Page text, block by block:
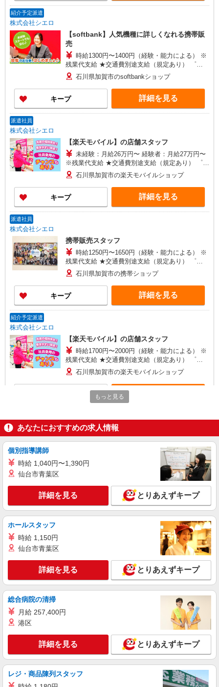
紹介予定派遣
株式会社シエロ
【softbank】人気機種に詳しくなれる携帯販
売
時給1300円〜1400円（経験・能力による） ※
残業代支給 ★交通費別途支給（規定あり） ゜
+゜・。○。・゜+゜・。○。・゜+゜ 入社祝い金10
万円支給(規定有) お友達を紹介頂くと, インセンテ
ィブ支給(規定有) ★月2回払い・週払い可能（規程
有）★ ゜・。○。・゜+゜・。○。・゜+゜
石川県加賀市のsoftbankショップ
キープ 詳細を見る
派遣社員
株式会社シエロ
【楽天モバイル】の店舗スタッフ
未経験：月給26万円〜 経験者：月給27万円〜
※残業代支給 ★交通費別途支給（規定あり） ゜
+゜・。○。・゜+゜・。○。・゜+゜ 入社祝い金10
万円支給(規定有) お友達を紹介頂くと, インセンテ
ィブ支給(規定有) ゜・。○。・゜+゜・。○。・゜
+゜
石川県加賀市の楽天モバイルショップ
キープ 詳細を見る
派遣社員
株式会社シエロ
携帯販売スタッフ
時給1250円〜1650円（経験・能力による） ※
残業代支給 ★交通費別途支給（規定あり） ゜
+゜・。○。・゜+゜・。○。・゜+゜ 入社祝い金10
万円支給(規定有) お友達を紹介頂くと, インセンテ
ィブ支給(規定有) ★月2回払い・週払い可能（規程
有）★ ゜・。○。・゜+゜・。○。・゜+゜
石川県加賀市の携帯ショップ
キープ 詳細を見る
紹介予定派遣
株式会社シエロ
【楽天モバイル】の店舗スタッフ
時給1700円〜2000円（経験・能力による） ※
残業代支給 ★交通費別途支給（規定あり） ゜
+゜・。○。・゜+゜・。○。・゜+゜ 入社祝い金10
万円支給(規定有) お友達を紹介頂くと, インセンテ
ィブ支給(規定有) ★月2回払い・週払い可能（規程
有）★ ゜・。○。・゜+゜・。○。・゜+゜
石川県加賀市の楽天モバイルショップ
ソフトバンク販売契約社員【加賀市エリア】
家電量販店内の携帯販売スタッフ
月給 247,340円 〜 247,340円 試用期間なし ※
経験・能力による 【試用期間】時給 0 円 〜 0 円
■ソフトバンク販売契約社員【加賀市エリア】
キープ 詳細を見る
正社員
ソフトバンク加賀店
ソフトバンクショップの携帯販売スタッフ
月給 220,000円 〜 315,000円 試用期間あり 2
ヶ月 ※経験・能力による 【試用期間】月給
220000 円 〜 315000 円
■ソフトバンク加賀店 石川県 加賀市 小菅波町
2丁目 36
キープ 詳細を見る
ケーズデンキ 加賀店
家電量販店のレジスタッフ
【月〜土】時給１２５０円 【日祝日】時給１
３５０円（終日） ☆昇給・昇格制度あり（年１
石川県加賀市作見町７４番地１
もっと見る
あなたにおすすめの求人情報
個別指導講師
時給 1,040円〜1,390円
仙台市青葉区
詳細を見る とりあえずキープ
ホールスタッフ
時給 1,150円
仙台市青葉区
詳細を見る とりあえずキープ
総合病院の清掃
月給 257,400円
港区
詳細を見る とりあえずキープ
レジ・商品陳列スタッフ